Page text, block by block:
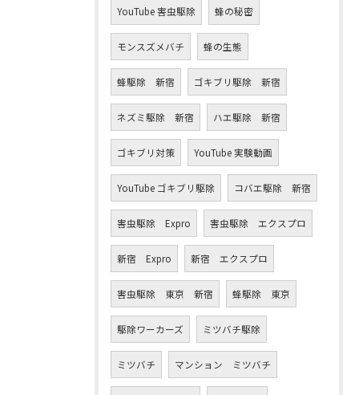
YouTube 害虫駆除 蜂の秘密
モンスズメバチ 蜂の生態
蜂駆除 新宿 ゴキブリ駆除 新宿
ネズミ駆除 新宿 ハエ駆除 新宿
ゴキブリ対策 YouTube 実験動画
YouTube ゴキブリ駆除 コバエ駆除 新宿
害虫駆除 Expro 害虫駆除 エクスプロ
新宿 Expro 新宿 エクスプロ
害虫駆除 東京 新宿 蜂駆除 東京
駆除ワーカーズ ミツバチ駆除
ミツバチ マンション ミツバチ